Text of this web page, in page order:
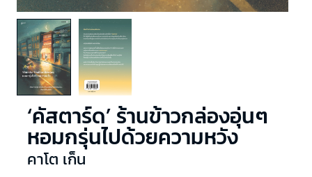
‘คัสตาร์ด’ ร้านข้าวกล่องอุ่นๆ
หอมกรุ่นไปด้วยความหวัง
คาโต เก็น